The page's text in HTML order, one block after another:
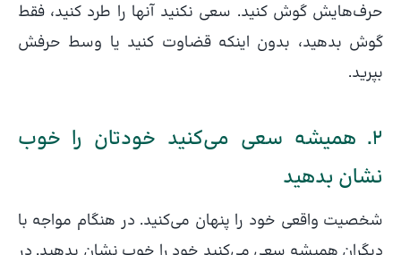
حرف‌هایش گوش کنید. سعی نکنید آنها را طرد کنید، فقط
گوش بدهید، بدون اینکه قضاوت کنید یا وسط حرفش
بپرید.
۲. همیشه سعی می‌کنید خودتان را خوب
نشان بدهید
شخصیت واقعی خود را پنهان می‌کنید. در هنگام مواجه با